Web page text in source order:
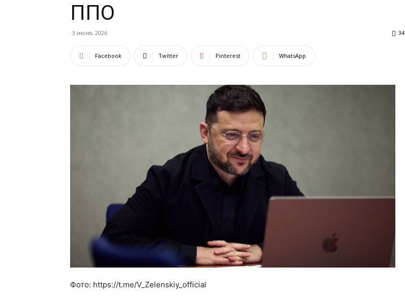
ППО
3 июня, 2026 34
Facebook Twitter Pinterest WhatsApp
Фото: https://t.me/V_Zelenskiy_official